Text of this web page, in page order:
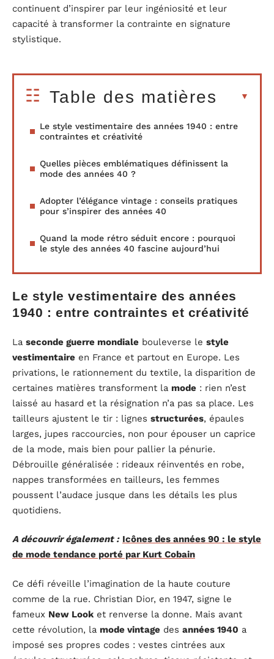
continuent d’inspirer par leur ingéniosité et leur
capacité à transformer la contrainte en signature
stylistique.
Table des matières
Le style vestimentaire des années 1940 : entre
contraintes et créativité
Quelles pièces emblématiques définissent la
mode des années 40 ?
Adopter l’élégance vintage : conseils pratiques
pour s’inspirer des années 40
Quand la mode rétro séduit encore : pourquoi
le style des années 40 fascine aujourd’hui
Le style vestimentaire des années
1940 : entre contraintes et créativité
La seconde guerre mondiale bouleverse le style
vestimentaire en France et partout en Europe. Les
privations, le rationnement du textile, la disparition de
certaines matières transforment la mode : rien n’est
laissé au hasard et la résignation n’a pas sa place. Les
tailleurs ajustent le tir : lignes structurées, épaules
larges, jupes raccourcies, non pour épouser un caprice
de la mode, mais bien pour pallier la pénurie.
Débrouille généralisée : rideaux réinventés en robe,
nappes transformées en tailleurs, les femmes
poussent l’audace jusque dans les détails les plus
quotidiens.
A découvrir également : Icônes des années 90 : le style
de mode tendance porté par Kurt Cobain
Ce défi réveille l’imagination de la haute couture
comme de la rue. Christian Dior, en 1947, signe le
fameux New Look et renverse la donne. Mais avant
cette révolution, la mode vintage des années 1940 a
imposé ses propres codes : vestes cintrées aux